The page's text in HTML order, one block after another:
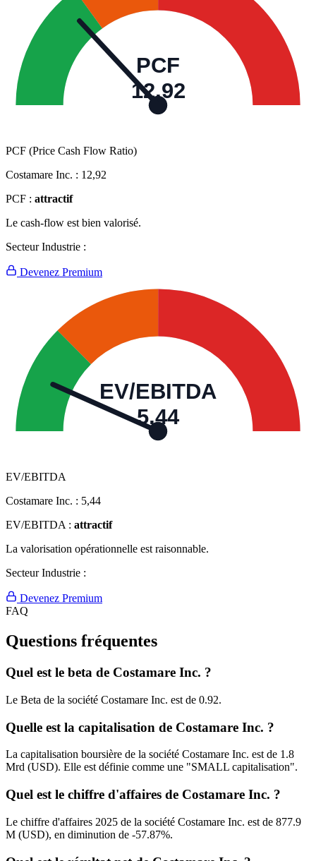
PCF
12,92
PCF (Price Cash Flow Ratio)
Costamare Inc. : 12,92
PCF : attractif
Le cash-flow est bien valorisé.
Secteur Industrie :
Devenez Premium
EV/EBITDA
5,44
EV/EBITDA
Costamare Inc. : 5,44
EV/EBITDA : attractif
La valorisation opérationnelle est raisonnable.
Secteur Industrie :
Devenez Premium
FAQ
Questions fréquentes
Quel est le beta de Costamare Inc. ?
Le Beta de la société Costamare Inc. est de 0.92.
Quelle est la capitalisation de Costamare Inc. ?
La capitalisation boursière de la société Costamare Inc. est de 1.8
Mrd (USD). Elle est définie comme une "SMALL capitalisation".
Quel est le chiffre d'affaires de Costamare Inc. ?
Le chiffre d'affaires 2025 de la société Costamare Inc. est de 877.9
M (USD), en diminution de -57.87%.